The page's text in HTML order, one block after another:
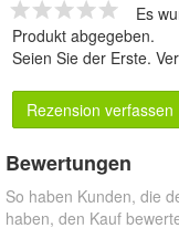
Es
Produkt abgegeben.
Seien Sie der Erste.
Rezension verfassen
Bewertungen
So haben Kunden, die
haben, den Kauf